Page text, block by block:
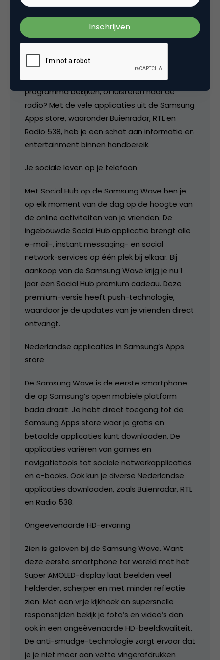
verkrijgbaar in Nederland. Deze ‘smarterphone’
blijft je verbazen. Foto’s en video’s verschijnen
in HD op ’s werelds eerste Super AMOLED-
display voor een ongekende kijkervaring. Wil je
weten wat het weer wordt, je favoriete TV-
programma bekijken, of luisteren naar de
radio? Met de vele applicaties uit de Samsung
Apps store, waaronder Buienradar, RTL en
Radio 538, heb je een schat aan informatie en
entertainment binnen handbereik.
Je sociale leven op je telefoon
Met Social Hub op de Samsung Wave ben je
op elk moment van de dag op de hoogte van
de online activiteiten van je vrienden. De
ingebouwde Social Hub applicatie brengt alle
e-mail-, instant messaging- en social
network-services op één plek bij elkaar. Bij
aankoop van de Samsung Wave krijg je nu 1
jaar een Social Hub premium cadeau. Deze
premium-versie heeft push-technologie,
waardoor je de updates van je vrienden direct
ontvangt.
Nederlandse applicaties in Samsung’s Apps
store
De Samsung Wave is de eerste smartphone
die op Samsung’s open mobiele platform
bada draait. Je hebt direct toegang tot de
Samsung Apps store waar je gratis en
betaalde applicaties kunt downloaden. De
applicaties variëren van games en
navigatietools tot sociale netwerkapplicaties
en e-books. Ook kun je diverse Nederlandse
applicaties downloaden, zoals Buienradar, RTL
en Radio 538.
Ongeëvenaarde HD-ervaring
Zien is geloven bij de Samsung Wave. Want
deze eerste smartphone ter wereld met het
Super AMOLED-display laat beelden veel
helderder, scherper en met minder reflectie
zien. Met een vrije kijkhoek en supersnelle
responstijden bekijk je foto’s en video’s dan
ook in een ongeëvenaarde HD-beeldkwaliteit.
De anti-smudge-technologie zorgt ervoor dat
je je niet meer aan vette vingerafdrukken